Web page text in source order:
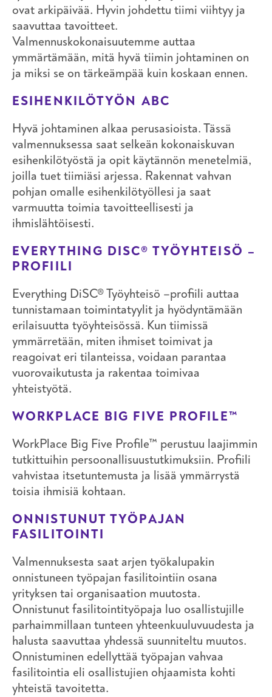
ovat arkipäivää. Hyvin johdettu tiimi viihtyy ja
saavuttaa tavoitteet.
Valmennuskokonaisuutemme auttaa
ymmärtämään, mitä hyvä tiimin johtaminen on
ja miksi se on tärkeämpää kuin koskaan ennen.
ESIHENKILÖTYÖN ABC
Hyvä johtaminen alkaa perusasioista. Tässä
valmennuksessa saat selkeän kokonaiskuvan
esihenkilötyöstä ja opit käytännön menetelmiä,
joilla tuet tiimiäsi arjessa. Rakennat vahvan
pohjan omalle esihenkilötyöllesi ja saat
varmuutta toimia tavoitteellisesti ja
ihmislähtöisesti.
EVERYTHING DISC® TYÖYHTEISÖ –
PROFIILI
Everything DiSC® Työyhteisö –profiili auttaa
tunnistamaan toimintatyylit ja hyödyntämään
erilaisuutta työyhteisössä. Kun tiimissä
ymmärretään, miten ihmiset toimivat ja
reagoivat eri tilanteissa, voidaan parantaa
vuorovaikutusta ja rakentaa toimivaa
yhteistyötä.
WORKPLACE BIG FIVE PROFILE™
WorkPlace Big Five Profile™ perustuu laajimmin
tutkittuihin persoonallisuustutkimuksiin. Profiili
vahvistaa itsetuntemusta ja lisää ymmärrystä
toisia ihmisiä kohtaan.
ONNISTUNUT TYÖPAJAN
FASILITOINTI
Valmennuksesta saat arjen työkalupakin
onnistuneen työpajan fasilitointiin osana
yrityksen tai organisaation muutosta.
Onnistunut fasilitointityöpaja luo osallistujille
parhaimmillaan tunteen yhteenkuuluvuudesta ja
halusta saavuttaa yhdessä suunniteltu muutos.
Onnistuminen edellyttää työpajan vahvaa
fasilitointia eli osallistujien ohjaamista kohti
yhteistä tavoitetta.